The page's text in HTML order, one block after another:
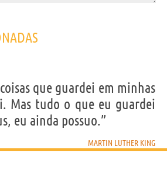
que guardei em minhas
Mas tudo o que eu guardei
eu ainda possuo.”
MARTIN LUTHER KING